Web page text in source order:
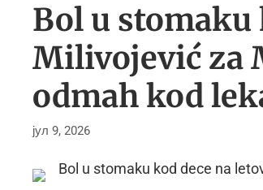
Bol u stomaku
Milivojević za
odmah kod
јул 9, 2026